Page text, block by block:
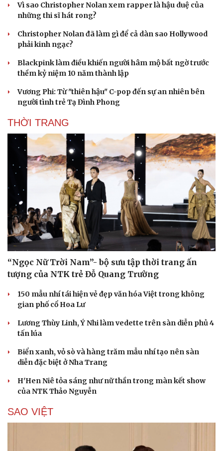
Cải chính
Vì sao Christopher Nolan xem rapper là hậu duệ của
những thi sĩ hát rong?
Christopher Nolan đã làm gì để cả dàn sao Hollywood
phải kinh ngạc?
Blackpink làm điều khiến người hâm mộ bất ngờ trước
thềm kỷ niệm 10 năm thành lập
Vương Phi: Từ "thiên hậu" C-pop đến sự an nhiên bên
người tình trẻ Tạ Đình Phong
THỜI TRANG
“Ngọc Nữ Trời Nam”- bộ sưu tập thời trang ấn
tượng của NTK trẻ Đỗ Quang Trường
150 mẫu nhí tái hiện vẻ đẹp văn hóa Việt trong không
gian phố cổ Hoa Lư
Lương Thùy Linh, Ý Nhi làm vedette trên sàn diễn phủ 4
tấn lúa
Biển xanh, vỏ sò và hàng trăm mẫu nhí tạo nên sàn
diễn đặc biệt ở Nha Trang
H'Hen Niê tỏa sáng như nữ thần trong màn kết show
của NTK Thảo Nguyễn
SAO VIỆT